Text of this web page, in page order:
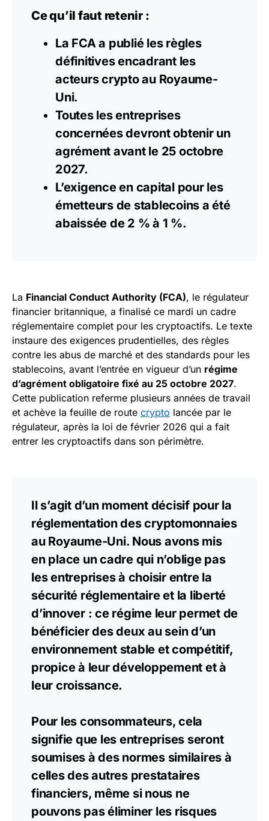
Ce qu’il faut retenir :
La FCA a publié les règles
définitives encadrant les
acteurs crypto au Royaume-
Uni.
Toutes les entreprises
concernées devront obtenir un
agrément avant le 25 octobre
2027.
L’exigence en capital pour les
émetteurs de stablecoins a été
abaissée de 2 % à 1 %.
La Financial Conduct Authority (FCA), le régulateur
financier britannique, a finalisé ce mardi un cadre
réglementaire complet pour les cryptoactifs. Le texte
instaure des exigences prudentielles, des règles
contre les abus de marché et des standards pour les
stablecoins, avant l’entrée en vigueur d’un régime
d’agrément obligatoire fixé au 25 octobre 2027.
Cette publication referme plusieurs années de travail
et achève la feuille de route crypto lancée par le
régulateur, après la loi de février 2026 qui a fait
entrer les cryptoactifs dans son périmètre.
Il s’agit d’un moment décisif pour la
réglementation des cryptomonnaies
au Royaume-Uni. Nous avons mis
en place un cadre qui n’oblige pas
les entreprises à choisir entre la
sécurité réglementaire et la liberté
d’innover : ce régime leur permet de
bénéficier des deux au sein d’un
environnement stable et compétitif,
propice à leur développement et à
leur croissance.
Pour les consommateurs, cela
signifie que les entreprises seront
soumises à des normes similaires à
celles des autres prestataires
financiers, même si nous ne
pouvons pas éliminer les risques